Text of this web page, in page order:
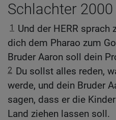
Schlachter
1 Und der HERR sprach
dich dem Pharao zum
Bruder Aaron soll dein
2 Du sollst alles reden,
werde, und dein Bruder
sagen, dass er die
Land ziehen lassen soll.